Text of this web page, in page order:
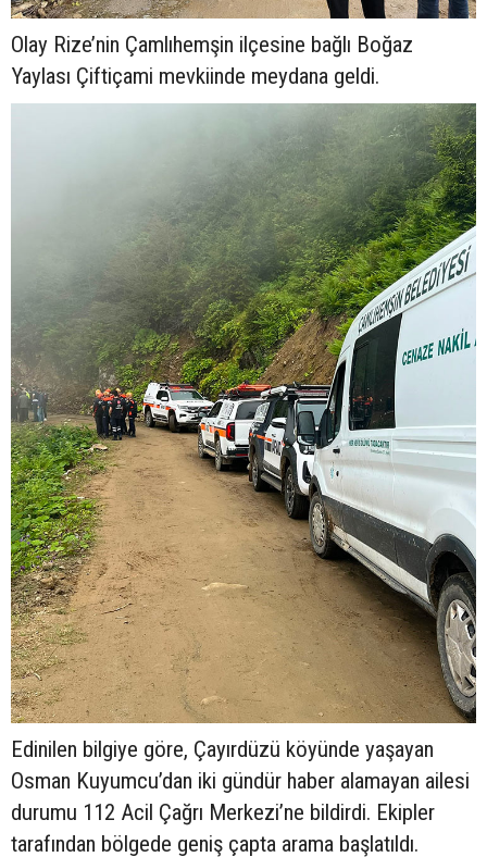
Olay Rize’nin Çamlıhemşin ilçesine bağlı Boğaz
Yaylası Çiftiçami mevkiinde meydana geldi.
Edinilen bilgiye göre, Çayırdüzü köyünde yaşayan
Osman Kuyumcu’dan iki gündür haber alamayan ailesi
durumu 112 Acil Çağrı Merkezi’ne bildirdi. Ekipler
tarafından bölgede geniş çapta arama başlatıldı.